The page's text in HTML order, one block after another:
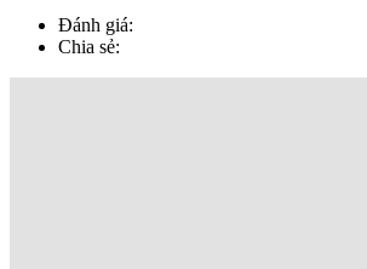
Đánh giá:
Chia sẻ: